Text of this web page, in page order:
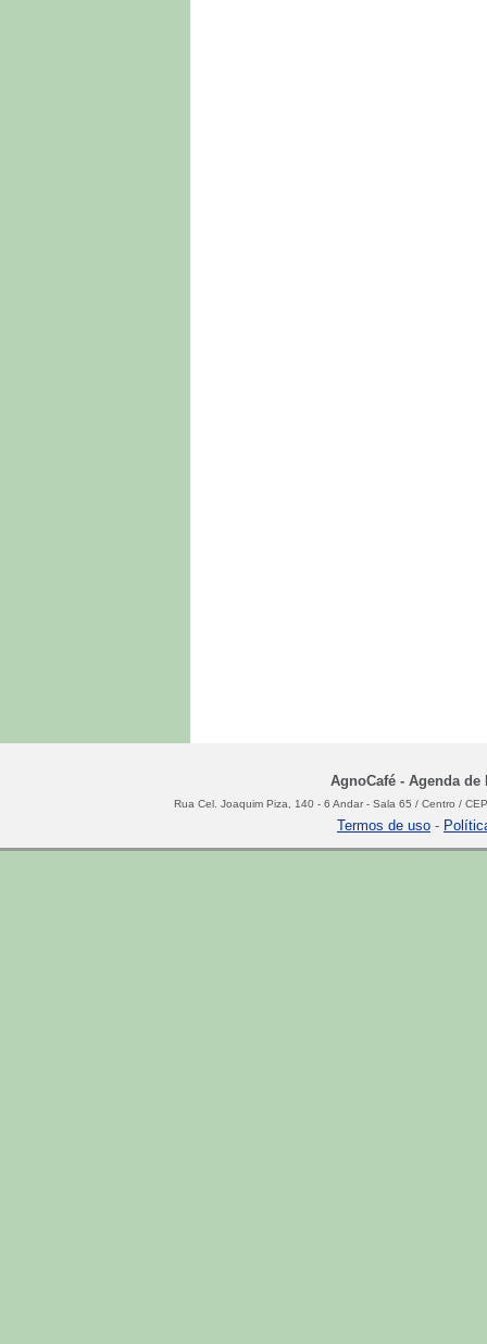
AgnoCafé - Agenda de
Rua Cel. Joaquim Piza, 140 - 6 Andar - Sala 65 / Centro /
Termos de uso -